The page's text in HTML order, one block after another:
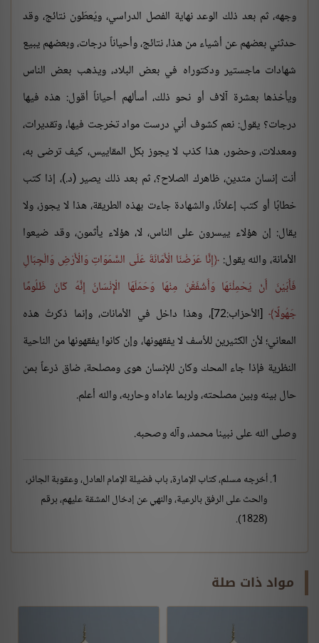
وجهه، ثم بعد ذلك الوعد نهاية الفصل الدراسي، ويُعطَون نتائج، وقد
حدثني بعضهم عن أشياء من هذا، نتائج، وأحياناً درجات، وبعضهم يبيع
شهادات ماجستير ودكتوراه في بعض البلاد، ويذهب بعض الناس
ويأخذها بعشرة آلاف أو نحو ذلك، أسألهم أحياناً أقول: هذه فيها
درجات؟ يقول: نعم كشوف أني درست مواد تخرجت فيها، وتقديرات،
ومعدلات، وحضور، هذا كذب لا يجوز بكل المقاييس، كيف ترضى به،
أنت إنسان متدين، ظاهرك الصلاح؟، ثم بعد ذلك يصير (د.)، إذا كتب
خطابًا أو كتب إعلانًا، والشهادة جاءت بهذه الطريقة، هذا لا يجوز، ولا
يقال: إن هؤلاء ييسرون على الناس، لا، هؤلاء يأثمون، وقد ضيعوا
الأمانة، والله يقول: إِنَّا عَرَضْنَا الْأَمَانَةَ عَلَى السَّمَوَاتِ وَالْأَرْضِ وَالْجِبَالِ
فَأَبَيْنَ أَنْ يَحْمِلْنَهَا وَأَشْفَقْنَ مِنْهَا وَحَمَلَهَا الْإِنْسَانُ إِنَّهُ كَانَ ظَلُومًا
جَهُولًا
[الأحزاب:72]، وهذا داخل في الأمانات، وإنما ذكرتُ هذه
المعاني؛ لأن الكثيرين للأسف لا يفقهونها، وإن كانوا يفقهونها من الناحية
النظرية فإذا جاء المحك وكان للإنسان هوى ومصلحة، ضاق ذرعاً بمن
حال بينه وبين مصلحته، ولربما عاداه وحاربه، والله أعلم.
وصلى الله على نبينا محمد، وآله وصحبه.
أخرجه مسلم، كتاب الإمارة، باب فضيلة الإمام العادل، وعقوبة الجائر،
والحث على الرفق بالرعية، والنهي عن إدخال المشقة عليهم، برقم
(1828).
مواد ذات صلة